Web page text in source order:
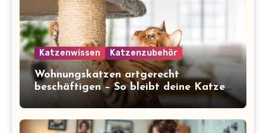
Katzenwissen Katzenzubehör
Wohnungskatzen artgerecht
beschäftigen – So bleibt deine Katze
glücklich und gesund